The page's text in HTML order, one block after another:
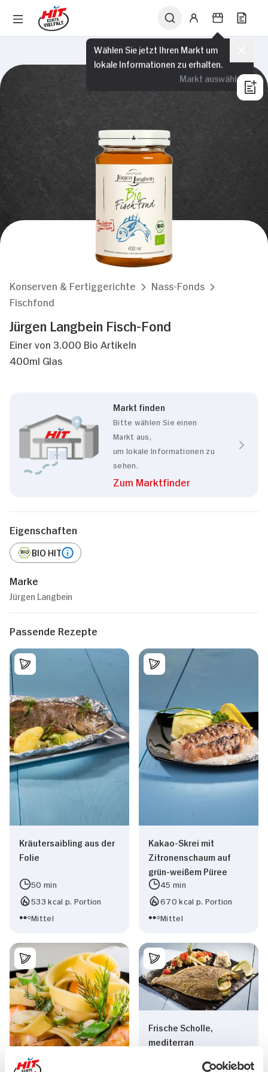
Wählen Sie jetzt Ihren Markt um
lokale Informationen zu erhalten.
Markt auswählen
Konserven & Fertiggerichte
Nass-Fonds
Fischfond
Jürgen Langbein Fisch-Fond
Einer von 3.000 Bio Artikeln
400ml Glas
Markt finden
Bitte wählen Sie einen
Markt aus,
um lokale Informationen zu
sehen.
Zum Marktfinder
Eigenschaften
BIO HIT
Marke
Jürgen Langbein
Passende Rezepte
Kräutersaibling aus der
Folie
50 min
533 kcal p. Portion
Mittel
Kakao-Skrei mit
Zitronenschaum auf
grün-weißem Püree
45 min
670 kcal p. Portion
Mittel
Frische Scholle,
mediterran